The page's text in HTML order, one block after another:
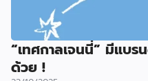
“เทศกาลเจนนี่” มีแบ
ด้วย !